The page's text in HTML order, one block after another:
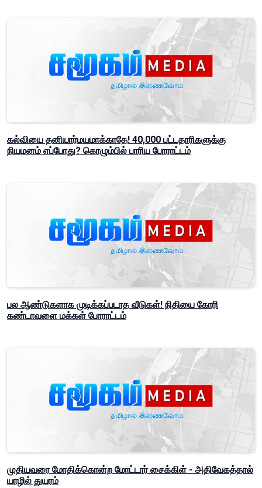
கல்வியை தனியார்மயமாக்காதே! 40,000 பட்டதாரிகளுக்கு
நியமனம் எப்போது? கொழும்பில் பாரிய போராட்டம்
பல ஆண்டுகளாக முடிக்கப்படாத வீடுகள்! நிதியை கோரி
கண்டாவளை மக்கள் போராட்டம்
முதியவரை மோதிக்கொன்ற மோட்டார் சைக்கிள் - அதிவேகத்தால்
யாழில் துயரம்